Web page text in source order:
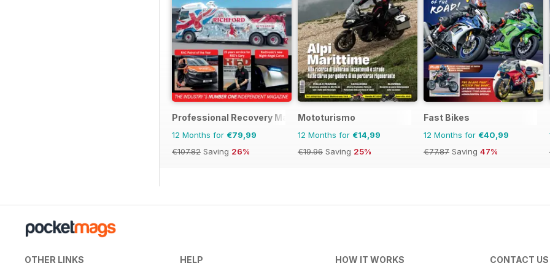
Professional Recovery Magazine
12 Months for €79,99
€107.82 Saving 26%
Mototurismo
12 Months for €14,99
€19.96 Saving 25%
Fast Bikes
12 Months for €40,99
€77.87 Saving 47%
OTHER LINKS HELP HOW IT WORKS CONTACT US